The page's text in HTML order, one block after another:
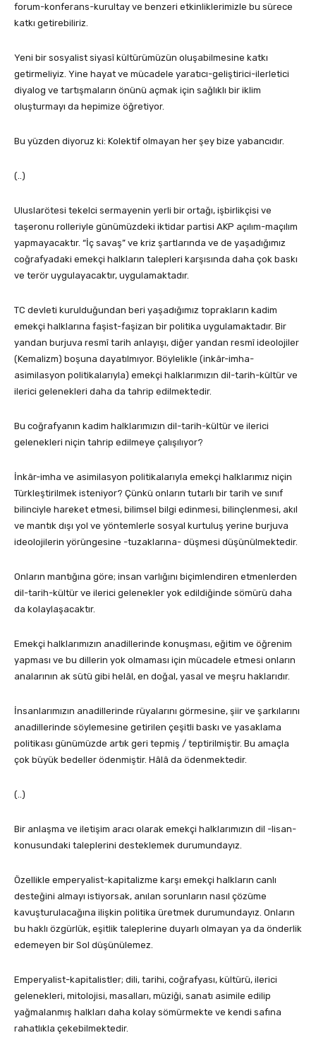
forum-konferans-kurultay ve benzeri etkinliklerimizle bu sürece
katkı getirebiliriz.
Yeni bir sosyalist siyasî kültürümüzün oluşabilmesine katkı
getirmeliyiz. Yine hayat ve mücadele yaratıcı-geliştirici-ilerletici
diyalog ve tartışmaların önünü açmak için sağlıklı bir iklim
oluşturmayı da hepimize öğretiyor.
Bu yüzden diyoruz ki: Kolektif olmayan her şey bize yabancıdır.
(..)
Uluslarötesi tekelci sermayenin yerli bir ortağı, işbirlikçisi ve
taşeronu rolleriyle günümüzdeki iktidar partisi AKP açılım-maçılım
yapmayacaktır. “İç savaş” ve kriz şartlarında ve de yaşadığımız
coğrafyadaki emekçi halkların talepleri karşısında daha çok baskı
ve terör uygulayacaktır, uygulamaktadır.
TC devleti kurulduğundan beri yaşadığımız toprakların kadim
emekçi halklarına faşist-faşizan bir politika uygulamaktadır. Bir
yandan burjuva resmî tarih anlayışı, diğer yandan resmî ideolojiler
(Kemalizm) boşuna dayatılmıyor. Böylelikle (inkâr-imha-
asimilasyon politikalarıyla) emekçi halklarımızın dil-tarih-kültür ve
ilerici gelenekleri daha da tahrip edilmektedir.
Bu coğrafyanın kadim halklarımızın dil-tarih-kültür ve ilerici
gelenekleri niçin tahrip edilmeye çalışılıyor?
İnkâr-imha ve asimilasyon politikalarıyla emekçi halklarımız niçin
Türkleştirilmek isteniyor? Çünkü onların tutarlı bir tarih ve sınıf
bilinciyle hareket etmesi, bilimsel bilgi edinmesi, bilinçlenmesi, akıl
ve mantık dışı yol ve yöntemlerle sosyal kurtuluş yerine burjuva
ideolojilerin yörüngesine -tuzaklarına- düşmesi düşünülmektedir.
Onların mantığına göre; insan varlığını biçimlendiren etmenlerden
dil-tarih-kültür ve ilerici gelenekler yok edildiğinde sömürü daha
da kolaylaşacaktır.
Emekçi halklarımızın anadillerinde konuşması, eğitim ve öğrenim
yapması ve bu dillerin yok olmaması için mücadele etmesi onların
analarının ak sütü gibi helâl, en doğal, yasal ve meşru haklarıdır.
İnsanlarımızın anadillerinde rüyalarını görmesine, şiir ve şarkılarını
anadillerinde söylemesine getirilen çeşitli baskı ve yasaklama
politikası günümüzde artık geri tepmiş / teptirilmiştir. Bu amaçla
çok büyük bedeller ödenmiştir. Hâlâ da ödenmektedir.
(..)
Bir anlaşma ve iletişim aracı olarak emekçi halklarımızın dil -lisan-
konusundaki taleplerini desteklemek durumundayız.
Özellikle emperyalist-kapitalizme karşı emekçi halkların canlı
desteğini almayı istiyorsak, anılan sorunların nasıl çözüme
kavuşturulacağına ilişkin politika üretmek durumundayız. Onların
bu haklı özgürlük, eşitlik taleplerine duyarlı olmayan ya da önderlik
edemeyen bir Sol düşünülemez.
Emperyalist-kapitalistler; dili, tarihi, coğrafyası, kültürü, ilerici
gelenekleri, mitolojisi, masalları, müziği, sanatı asimile edilip
yağmalanmış halkları daha kolay sömürmekte ve kendi safına
rahatlıkla çekebilmektedir.